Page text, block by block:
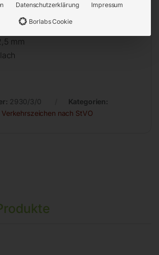
– 960 x 960 mm
mm
2930/3/0
Kategorien:
Verkehrszeichen nach StVO
Datenschutzerklärung Impressum
Borlabs Cookie